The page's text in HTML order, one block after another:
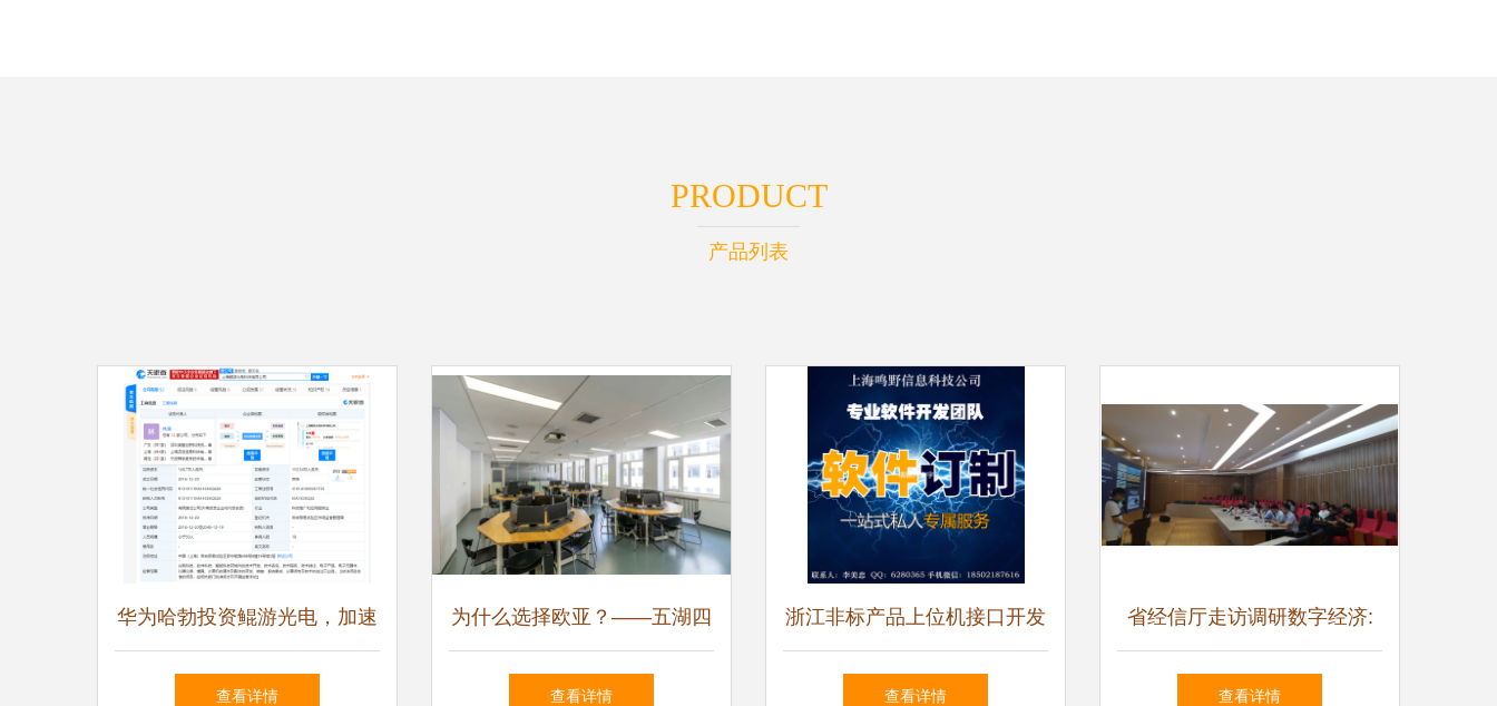
PRODUCT
产品列表
华为哈勃投资鲲游光电，加速
晶圆级光芯片在浙江软件开发
查看详情
为什么选择欧亚？——五湖四
海的声音揭示浙江软件开发的
查看详情
浙江非标产品上位机接口开发
公司 专注软件开发，赋能智
查看详情
省经信厅走访调研数字经济:
深耕本土新兴产业争创数字经
查看详情